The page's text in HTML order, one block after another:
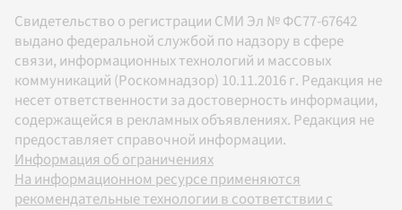
Свидетельство о регистрации СМИ Эл № ФС77-67642
выдано федеральной службой по надзору в сфере
связи, информационных технологий и массовых
коммуникаций (Роскомнадзор) 10.11.2016 г. Редакция не
несет ответственности за достоверность информации,
содержащейся в рекламных объявлениях. Редакция не
предоставляет справочной информации.
Информация об ограничениях
На информационном ресурсе применяются
рекомендательные технологии в соответствии с